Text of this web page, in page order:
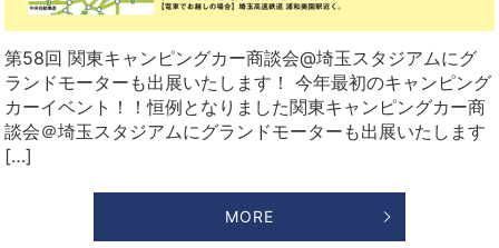
第58回 関東キャンピングカー商談会@埼玉スタジアムにグ
ランドモーターも出展いたします！ 今年最初のキャンピング
カーイベント！！恒例となりました関東キャンピングカー商
談会＠埼玉スタジアムにグランドモーターも出展いたします
[…]
MORE